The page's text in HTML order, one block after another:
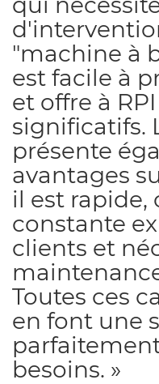
"machine à
est facile à
et offre à
significatifs.
présente
avantages
il est rapide,
constante
clients et
Toutes ces
en font une
besoins. »